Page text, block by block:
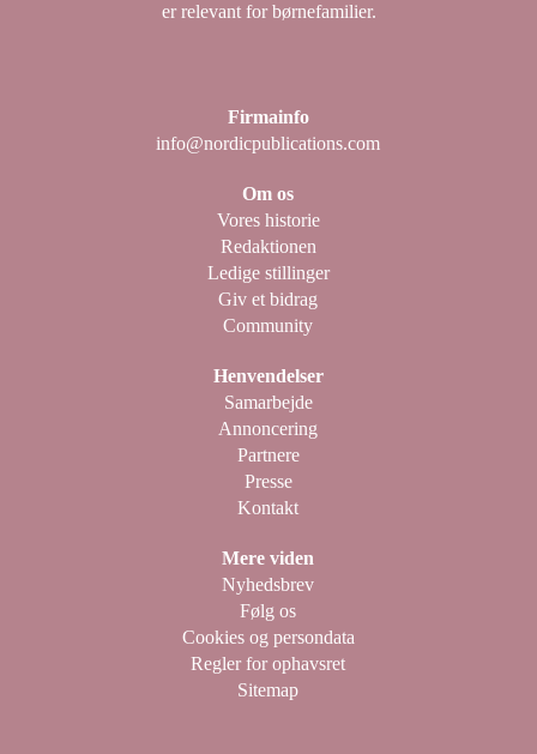
er relevant for børnefamilier.
Firmainfo
info@nordicpublications.com
Om os
Vores historie
Redaktionen
Ledige stillinger
Giv et bidrag
Community
Henvendelser
Samarbejde
Annoncering
Partnere
Presse
Kontakt
Mere viden
Nyhedsbrev
Følg os
Cookies og persondata
Regler for ophavsret
Sitemap